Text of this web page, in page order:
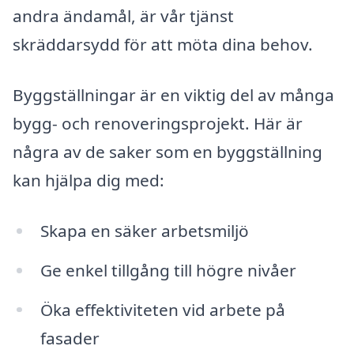
andra ändamål, är vår tjänst
skräddarsydd för att möta dina behov.
Byggställningar är en viktig del av många
bygg- och renoveringsprojekt. Här är
några av de saker som en byggställning
kan hjälpa dig med:
Skapa en säker arbetsmiljö
Ge enkel tillgång till högre nivåer
Öka effektiviteten vid arbete på
fasader